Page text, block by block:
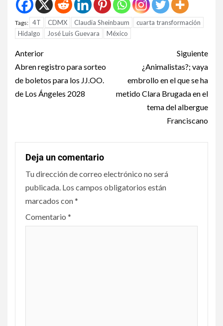
Tags: 4T CDMX Claudia Sheinbaum
cuarta transformación
Hidalgo
José Luis Guevara México
Anterior
Abren registro para sorteo
de boletos para los JJ.OO.
de Los Ángeles 2028
Siguiente
¿Animalistas?; vaya
embrollo en el que se ha
metido Clara Brugada en el
tema del albergue
Franciscano
Deja un comentario
Tu dirección de correo electrónico no será
publicada. Los campos obligatorios están
marcados con*
Comentario *